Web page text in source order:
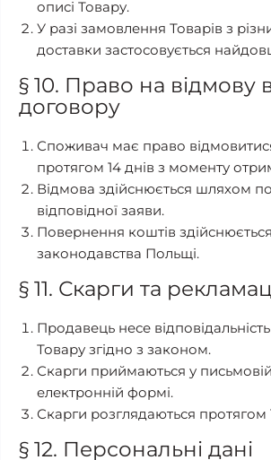
описі Товару.
У разі замовлення Товарів з
доставки застосовується
§ 10. Право на відмову
договору
Споживач має право
протягом 14 днів з моменту
Відмова здійснюється шляхом
відповідної заяви.
Повернення коштів
законодавства Польщі.
§ 11. Скарги та
Продавець несе
Товару згідно з законом.
Скарги приймаються у
електронній формі.
Скарги розглядаються протягом
§ 12. Персональні дані